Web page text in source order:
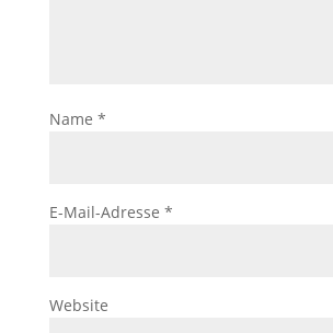
Name *
E-Mail-Adresse *
Website